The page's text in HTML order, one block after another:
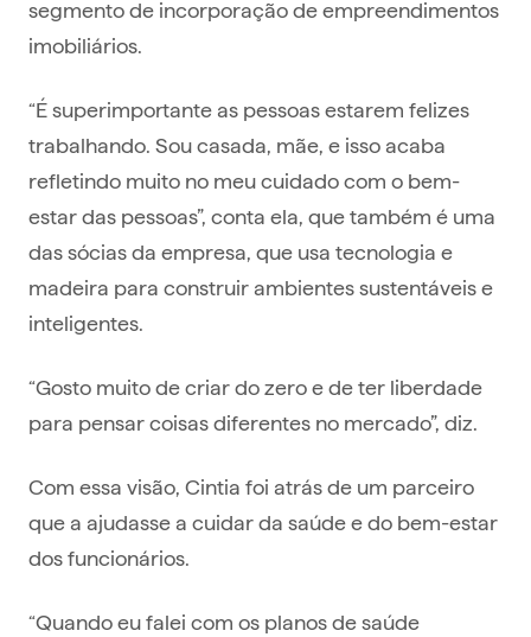
segmento de incorporação de empreendimentos
imobiliários.
“É superimportante as pessoas estarem felizes
trabalhando. Sou casada, mãe, e isso acaba
refletindo muito no meu cuidado com o bem-
estar das pessoas”, conta ela, que também é uma
das sócias da empresa, que usa tecnologia e
madeira para construir ambientes sustentáveis e
inteligentes.
“Gosto muito de criar do zero e de ter liberdade
para pensar coisas diferentes no mercado”, diz.
Com essa visão, Cintia foi atrás de um parceiro
que a ajudasse a cuidar da saúde e do bem-estar
dos funcionários.
“Quando eu falei com os planos de saúde